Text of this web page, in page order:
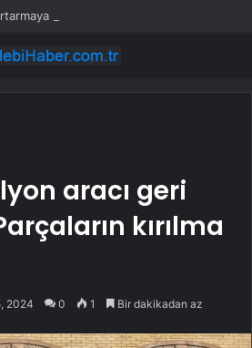
Çalışırken Bıçaklandı
aracı geri
kırılma
2024 0 1 Bir dakikadan az